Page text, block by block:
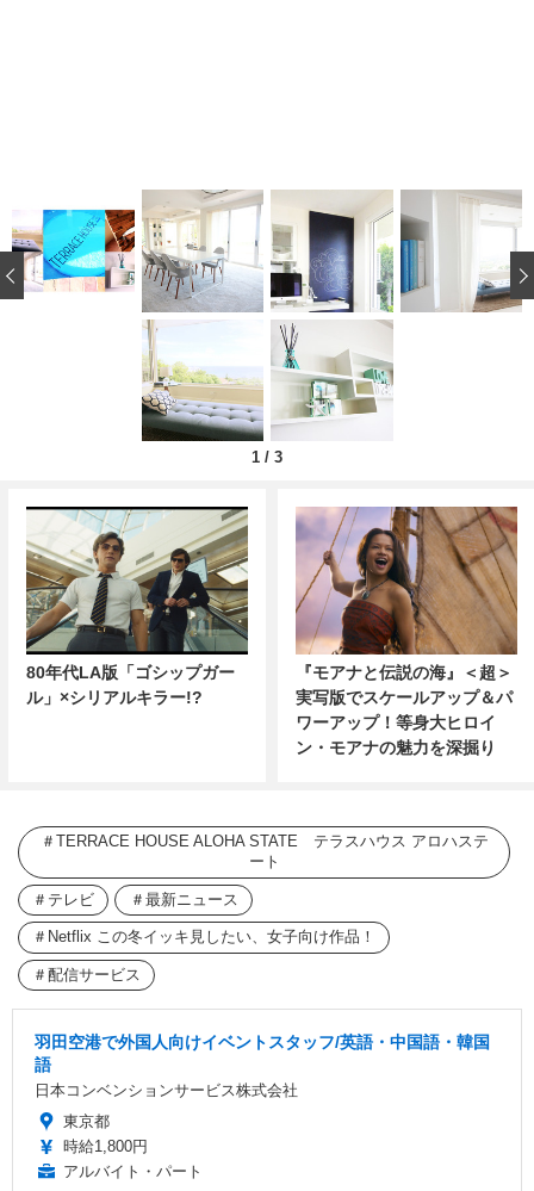
1 / 3
‹
80年代LA版「ゴシップガー
ル」×シリアルキラー!?
『モアナと伝説の海』＜超＞
実写版でスケールアップ＆パ
ワーアップ！等身大ヒロイ
ン・モアナの魅力を深掘り
TERRACE HOUSE ALOHA STATE テラスハウス アロハステ
ート
テレビ 最新ニュース
Netflix この冬イッキ見したい、女子向け作品！
配信サービス
羽田空港で外国人向けイベントスタッフ/英語・中国語・韓国
語
日本コンベンションサービス株式会社
東京都
時給1,800円
アルバイト・パート